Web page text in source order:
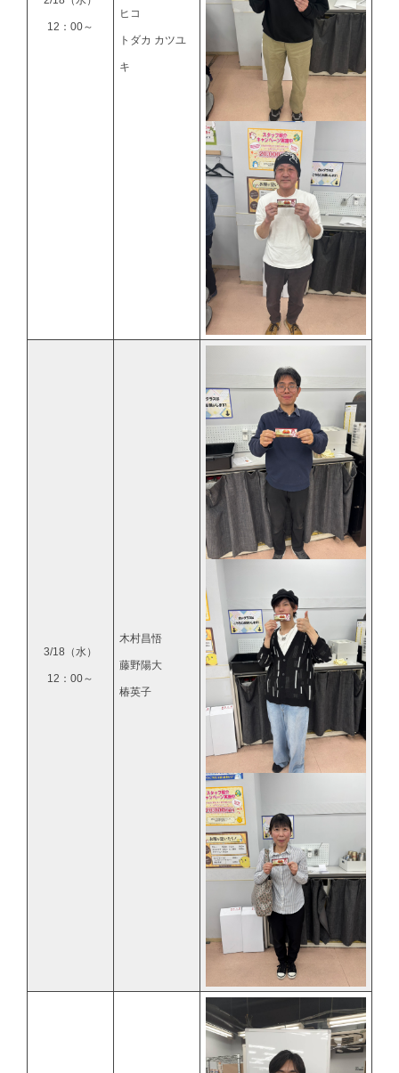
12：00～
ヒコ
トダカ カツユ
キ
3/18（水）
12：00～
木村昌悟
藤野陽大
椿英子